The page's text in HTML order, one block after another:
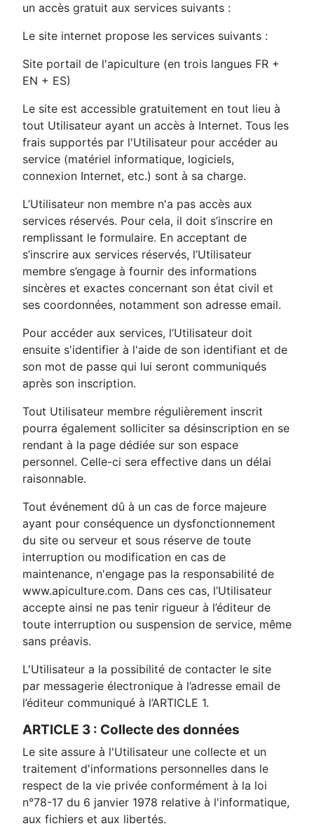
un accès gratuit aux services suivants :
Le site internet propose les services suivants :
Site portail de l'apiculture (en trois langues FR +
EN + ES)
Le site est accessible gratuitement en tout lieu à
tout Utilisateur ayant un accès à Internet. Tous les
frais supportés par l'Utilisateur pour accéder au
service (matériel informatique, logiciels,
connexion Internet, etc.) sont à sa charge.
L’Utilisateur non membre n'a pas accès aux
services réservés. Pour cela, il doit s’inscrire en
remplissant le formulaire. En acceptant de
s’inscrire aux services réservés, l’Utilisateur
membre s’engage à fournir des informations
sincères et exactes concernant son état civil et
ses coordonnées, notamment son adresse email.
Pour accéder aux services, l’Utilisateur doit
ensuite s'identifier à l'aide de son identifiant et de
son mot de passe qui lui seront communiqués
après son inscription.
Tout Utilisateur membre régulièrement inscrit
pourra également solliciter sa désinscription en se
rendant à la page dédiée sur son espace
personnel. Celle-ci sera effective dans un délai
raisonnable.
Tout événement dû à un cas de force majeure
ayant pour conséquence un dysfonctionnement
du site ou serveur et sous réserve de toute
interruption ou modification en cas de
maintenance, n'engage pas la responsabilité de
www.apiculture.com. Dans ces cas, l’Utilisateur
accepte ainsi ne pas tenir rigueur à l’éditeur de
toute interruption ou suspension de service, même
sans préavis.
L'Utilisateur a la possibilité de contacter le site
par messagerie électronique à l’adresse email de
l’éditeur communiqué à l’ARTICLE 1.
ARTICLE 3 : Collecte des données
Le site assure à l'Utilisateur une collecte et un
traitement d'informations personnelles dans le
respect de la vie privée conformément à la loi
n°78-17 du 6 janvier 1978 relative à l'informatique,
aux fichiers et aux libertés.